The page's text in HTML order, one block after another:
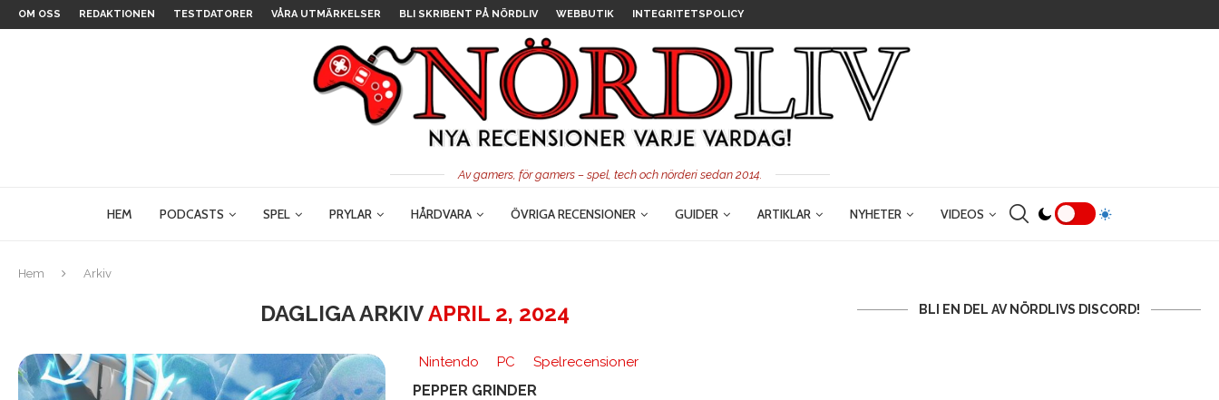
OM OSS REDAKTIONEN TESTDATORER VÅRA UTMÄRKELSER BLI SKRIBENT PÅ NÖRDLIV WEBBUTIK INTEGRITETSPOLICY
Av gamers, för gamers – spel, tech och nörderi sedan 2014.
HEM PODCASTS SPEL PRYLAR HÅRDVARA ÖVRIGA RECENSIONER GUIDER ARTIKLAR NYHETER VIDEOS
Hem Arkiv
DAGLIGA ARKIVAPRIL 2, 2024
Nintendo PC Spelrecensioner
PEPPER GRINDER
BLI EN DEL AV NÖRDLIVS DISCORD!